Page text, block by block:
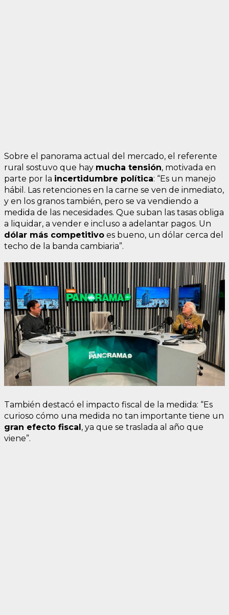
Sobre el panorama actual del mercado, el referente
rural sostuvo que hay mucha tensión, motivada en
parte por la incertidumbre política: “Es un manejo
hábil. Las retenciones en la carne se ven de inmediato,
y en los granos también, pero se va vendiendo a
medida de las necesidades. Que suban las tasas obliga
a liquidar, a vender e incluso a adelantar pagos. Un
dólar más competitivo es bueno, un dólar cerca del
techo de la banda cambiaria”.
También destacó el impacto fiscal de la medida: “Es
curioso cómo una medida no tan importante tiene un
gran efecto fiscal , ya que se traslada al año que
viene”.